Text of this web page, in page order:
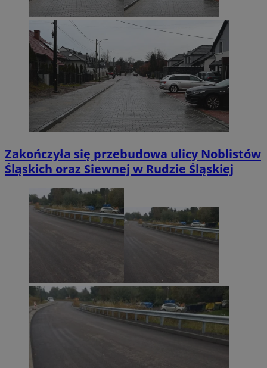
Zakończyła się przebudowa ulicy Noblistów
Śląskich oraz Siewnej w Rudzie Śląskiej